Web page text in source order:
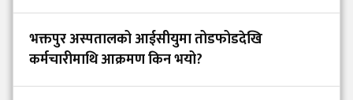
भक्तपुर अस्पतालको आईसीयुमा तोडफोडदेखि
कर्मचारीमाथि आक्रमण किन भयो?